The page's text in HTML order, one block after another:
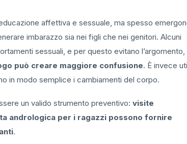
affettiva e sessuale, ma spesso
imbarazzo sia nei figli che nei genitori. Alcuni
sessuali, e per questo evitano l’argomento,
può creare maggiore confusione. È invece
in modo semplice i cambiamenti del corpo.
un valido strumento preventivo: visite
andrologica per i ragazzi possono fornire
.